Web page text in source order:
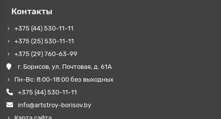
Контакты
+375 (44) 530-11-11
+375 (25) 530-11-11
+375 (29) 760-63-99
г. Борисов, ул. Почтовая, д. 61А
Пн-Вс: 8:00-18:00 без выходных
+375 (44) 530-11-11
info@artstroy-borisov.by